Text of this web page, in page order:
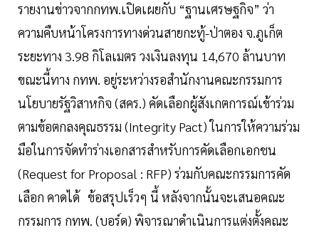
รายงานข่าวจากกทพ.เปิดเผยกับ “ฐานเศรษฐกิจ” ว่า
ความคืบหน้าโครงการทางด่วนสายกะทู้-ป่าตอง จ.ภูเก็ต
ระยะทาง 3.98 กิโลเมตร วงเงินลงทุน 14,670 ล้านบาท
ขณะนี้ทาง กทพ. อยู่ระหว่างรอสำนักงานคณะกรรมการ
นโยบายรัฐวิสาหกิจ (สคร.) คัดเลือกผู้สังเกตการณ์เข้าร่วม
ตามข้อตกลงคุณธรรม (Integrity Pact) ในการให้ความร่วม
มือในการจัดทำร่างเอกสารสำหรับการคัดเลือกเอกชน
(Request for Proposal : RFP) ร่วมกับคณะกรรมการคัด
เลือก คาดได้ ข้อสรุปเร็วๆ นี้ หลังจากนั้นจะเสนอคณะ
กรรมการ กทพ. (บอร์ด) พิจารณาดำเนินการแต่งตั้งคณะ